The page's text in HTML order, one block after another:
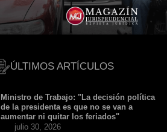
ÚLTIMOS ARTÍCULOS
Ministro de Trabajo: "La decisión política
de la presidenta es que no se van a
aumentar ni quitar los feriados"
julio 30, 2026